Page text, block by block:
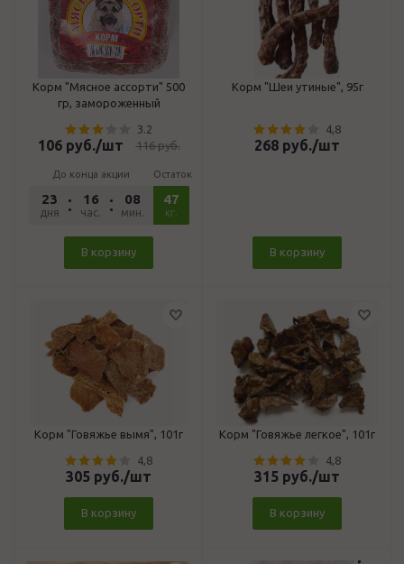
Корм "Мясное ассорти" 500
гр, замороженный
3.2
106руб./шт 116руб.
До конца акции
23
дня
16
час.
08
мин.
00
сек.
Остаток
47
кг.
В корзину
Корм "Шеи утиные", 95г
4,8
268 руб./шт
В корзину
Корм "Говяжье вымя", 101г
4,8
305 руб./шт
В корзину
Корм "Говяжье легкое", 101г
4,8
315 руб./шт
В корзину